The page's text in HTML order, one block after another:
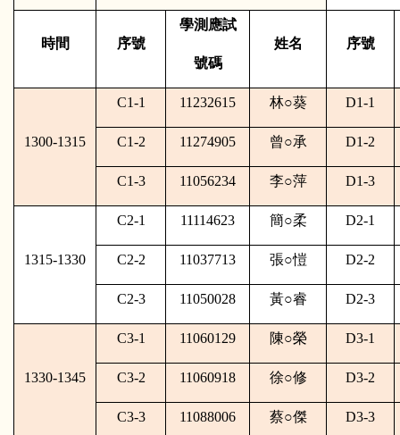
時間 序號
學測應試
號碼
姓名 序號
1300-1315
C1-1 11232615 林○葵 D1-1
C1-2 11274905 曾○承 D1-2
C1-3 11056234 李○萍 D1-3
1315-1330
C2-1 11114623 簡○柔 D2-1
C2-2 11037713 張○愷 D2-2
C2-3 11050028 黃○睿 D2-3
1330-1345
C3-1 11060129 陳○榮 D3-1
C3-2 11060918 徐○修 D3-2
C3-3 11088006 蔡○傑 D3-3